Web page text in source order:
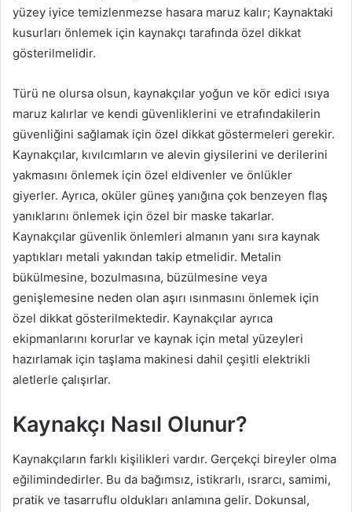
yüzey iyice temizlenmezse hasara maruz kalır; Kaynaktaki
kusurları önlemek için kaynakçı tarafında özel dikkat
gösterilmelidir.
Türü ne olursa olsun, kaynakçılar yoğun ve kör edici ısıya
maruz kalırlar ve kendi güvenliklerini ve etrafındakilerin
güvenliğini sağlamak için özel dikkat göstermeleri gerekir.
Kaynakçılar, kıvılcımların ve alevin giysilerini ve derilerini
yakmasını önlemek için özel eldivenler ve önlükler
giyerler. Ayrıca, oküler güneş yanığına çok benzeyen flaş
yanıklarını önlemek için özel bir maske takarlar.
Kaynakçılar güvenlik önlemleri almanın yanı sıra kaynak
yaptıkları metali yakından takip etmelidir. Metalin
bükülmesine, bozulmasına, büzülmesine veya
genişlemesine neden olan aşırı ısınmasını önlemek için
özel dikkat gösterilmektedir. Kaynakçılar ayrıca
ekipmanlarını korurlar ve kaynak için metal yüzeyleri
hazırlamak için taşlama makinesi dahil çeşitli elektrikli
aletlerle çalışırlar.
Kaynakçı Nasıl Olunur?
Kaynakçıların farklı kişilikleri vardır. Gerçekçi bireyler olma
eğilimindedirler. Bu da bağımsız, istikrarlı, ısrarcı, samimi,
pratik ve tasarruflu oldukları anlamına gelir. Dokunsal,